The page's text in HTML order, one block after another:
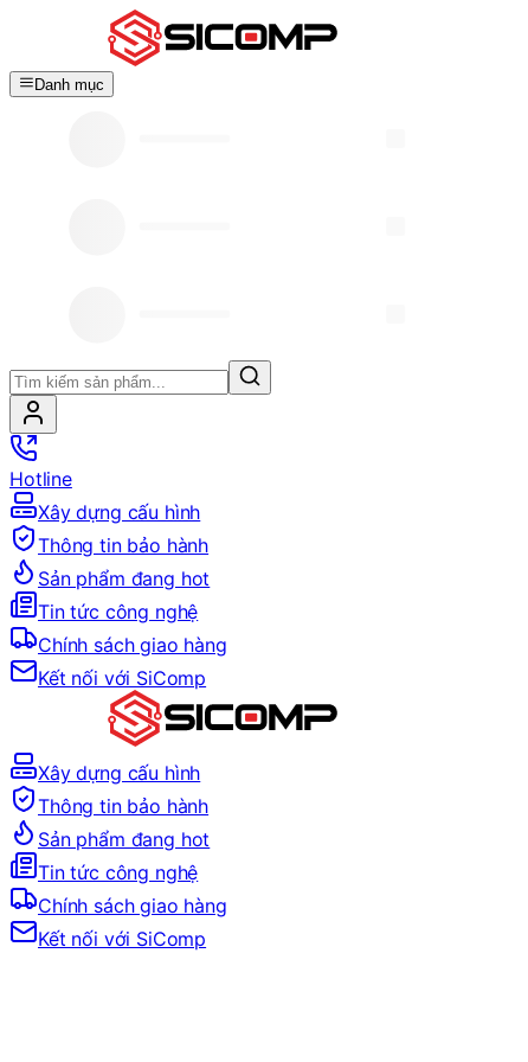
Danh mục
Hotline
Xây dựng cấu hình
Thông tin bảo hành
Sản phẩm đang hot
Tin tức công nghệ
Chính sách giao hàng
Kết nối với SiComp
Xây dựng cấu hình
Thông tin bảo hành
Sản phẩm đang hot
Tin tức công nghệ
Chính sách giao hàng
Kết nối với SiComp